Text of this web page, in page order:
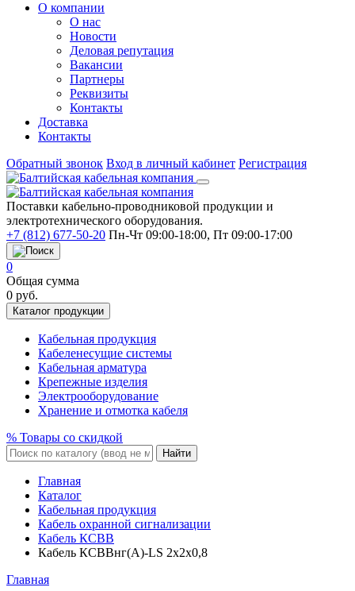
О компании
О нас
Новости
Деловая репутация
Вакансии
Партнеры
Реквизиты
Контакты
Доставка
Контакты
Обратный звонок Вход в личный кабинет Регистрация
Поставки кабельно-проводниковой продукции и
электротехнического оборудования.
+7 (812) 677-50-20 Пн-Чт 09:00-18:00, Пт 09:00-17:00
0
Общая сумма
0 руб.
Каталог продукции
Кабельная продукция
Кабеленесущие системы
Кабельная арматура
Крепежные изделия
Электрооборудование
Хранение и отмотка кабеля
% Товары со скидкой
Найти
Главная
Каталог
Кабельная продукция
Кабель охранной сигнализации
Кабель КСВВ
Кабель КСВВнг(A)-LS 2x2x0,8
Главная